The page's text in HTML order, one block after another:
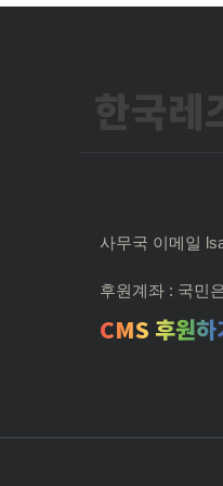
한국레
사무국 이메일
후원계좌 : 국민
CMS 후원하